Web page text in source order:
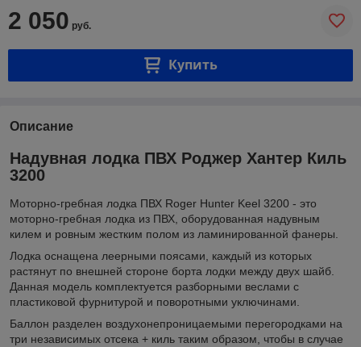
2 050 руб.
Купить
Описание
Надувная лодка ПВХ Роджер Хантер Киль
3200
Моторно-гребная лодка ПВХ Roger Hunter Keel 3200 - это
моторно-гребная лодка из ПВХ, оборудованная надувным
килем и ровным жестким полом из ламинированной фанеры.
Лодка оснащена леерными поясами, каждый из которых
растянут по внешней стороне борта лодки между двух шайб.
Данная модель комплектуется разборными веслами с
пластиковой фурнитурой и поворотными уключинами.
Баллон разделен воздухонепроницаемыми перегородками на
три независимых отсека + киль таким образом, чтобы в случае